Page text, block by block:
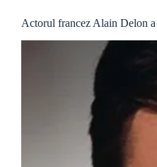
Actorul francez Alain Delon